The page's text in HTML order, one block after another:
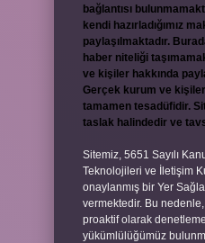
bağlantısı
kendi hazırladığımız
paylaşılmaktadır.
haber niteliği
ve kişiler hakkında
Gerçek kurum ve
tamamen tesadüfidir.
taslak halindedir ve
Sitemiz, 5651 Sayılı
Teknolojileri ve İletişim
onaylanmış bir Yer
vermektedir. Bu
proaktif olarak
yükümlülüğümüz